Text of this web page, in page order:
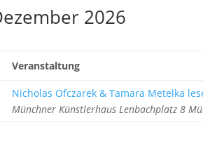
2026
Veranstaltung
Nicholas Ofczarek & Tamara Metelka
Münchner Künstlerhaus Lenbachplatz 8